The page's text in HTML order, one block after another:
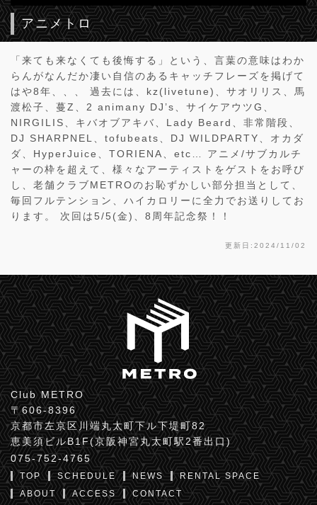
アニメトロ
「来ても来なくても後悔する」という、言葉の意味はわか
らんがなんだか凄い自信のあるキャッチフレーズを掲げて
はや8年、、、 過去には、kz(livetune)、サオリリス、馬
渡松子、蔓Z、2 animany DJ’s、サイケアウツG、
NIRGILIS、キバオブアキバ、Lady Beard、非常階段、
DJ SHARPNEL、tofubeats、DJ WILDPARTY、オカダ
ダ、HyperJuice、TORIENA、etc… アニメ/サブカルチ
ャーの枠を超えて、様々なアーティストをゲストをお呼び
し、老舗クラブMETROのお恥ずかしい部分担当として、
毎回フルテンション、ハイカロリーに全力でお送りしてお
ります。 次回は5/5(金)、8周年記念祭！！
更新日:2024/11/02
Club METRO
〒606-8396
京都市左京区川端丸太町下ル下堤町82
恵美須ビルB1F(京阪神宮丸太町駅2番出口)
075-752-4765
TOP SCHEDULE NEWS
RENTAL SPACE
ABOUT
ACCESS CONTACT